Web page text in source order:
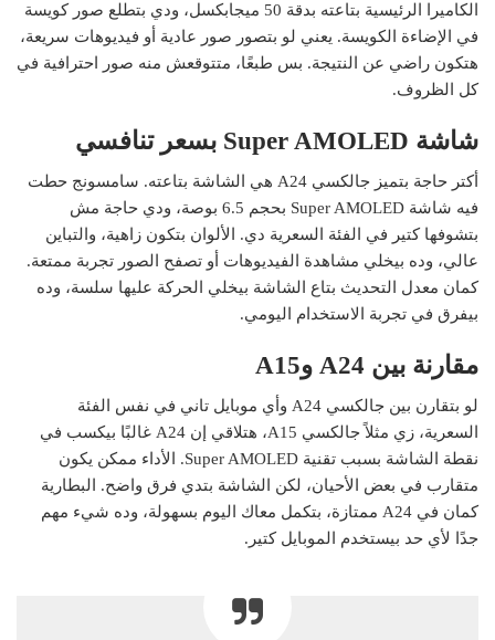
الكاميرا الرئيسية بتاعته بدقة 50 ميجابكسل، ودي بتطلع صور كويسة
في الإضاءة الكويسة. يعني لو بتصور صور عادية أو فيديوهات سريعة،
هتكون راضي عن النتيجة. بس طبعًا، متتوقعش منه صور احترافية في
كل الظروف.
شاشة Super AMOLED بسعر تنافسي
أكتر حاجة بتميز جالكسي A24 هي الشاشة بتاعته. سامسونج حطت
فيه شاشة Super AMOLED بحجم 6.5 بوصة، ودي حاجة مش
بتشوفها كتير في الفئة السعرية دي. الألوان بتكون زاهية، والتباين
عالي، وده بيخلي مشاهدة الفيديوهات أو تصفح الصور تجربة ممتعة.
كمان معدل التحديث بتاع الشاشة بيخلي الحركة عليها سلسة، وده
بيفرق في تجربة الاستخدام اليومي.
مقارنة بين A24 وA15
لو بتقارن بين جالكسي A24 وأي موبايل تاني في نفس الفئة
السعرية، زي مثلاً جالكسي A15، هتلاقي إن A24 غالبًا بيكسب في
نقطة الشاشة بسبب تقنية Super AMOLED. الأداء ممكن يكون
متقارب في بعض الأحيان، لكن الشاشة بتدي فرق واضح. البطارية
كمان في A24 ممتازة، بتكمل معاك اليوم بسهولة، وده شيء مهم
جدًا لأي حد بيستخدم الموبايل كتير.